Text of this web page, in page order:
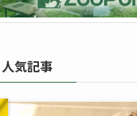
人気記事